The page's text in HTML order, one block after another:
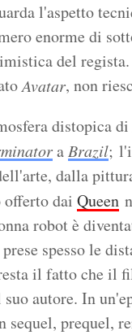
l'aspetto
enorme di
del
Avatar, non
distopica di
aBrazil;
dalla
offerto dai Queen
robot è
spesso le
il fatto che il
autore. In
sequel, prequel,